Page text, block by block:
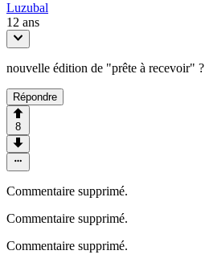
Luzubal
12 ans
nouvelle édition de "prête à recevoir" ?
Répondre
8
Commentaire supprimé.
Commentaire supprimé.
Commentaire supprimé.